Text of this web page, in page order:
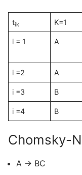
tik K=1
i = 1 A
i =2 A
i =3 B
i =4 B
Chomsky-
A → BC